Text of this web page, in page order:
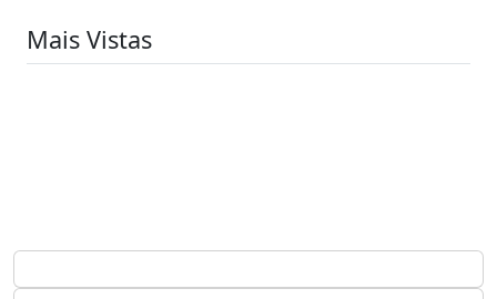
Mais Vistas